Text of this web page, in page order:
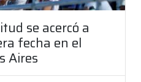
se acercó a
fecha en el
Aires